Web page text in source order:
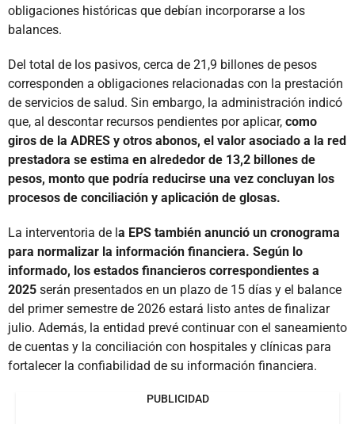
obligaciones históricas que debían incorporarse a los
balances.
Del total de los pasivos, cerca de 21,9 billones de pesos
corresponden a obligaciones relacionadas con la prestación
de servicios de salud. Sin embargo, la administración indicó
que, al descontar recursos pendientes por aplicar, como
giros de la ADRES y otros abonos, el valor asociado a la red
prestadora se estima en alrededor de 13,2 billones de
pesos, monto que podría reducirse una vez concluyan los
procesos de conciliación y aplicación de glosas.
La interventoria de la EPS también anunció un cronograma
para normalizar la información financiera. Según lo
informado, los estados financieros correspondientes a
2025 serán presentados en un plazo de 15 días y el balance
del primer semestre de 2026 estará listo antes de finalizar
julio. Además, la entidad prevé continuar con el saneamiento
de cuentas y la conciliación con hospitales y clínicas para
fortalecer la confiabilidad de su información financiera.
PUBLICIDAD